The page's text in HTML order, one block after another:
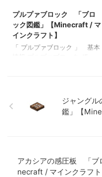
「ブロック図鑑」【Minecraft
/ マインクラフト】 粘着ピス
トン 「ブロック図鑑」
ト】
プルプァブロック 「ブロ
ック図鑑」【Minecraft / マ
インクラフト】
「 プルプァブロック 」 基本
ロック図鑑」【Minecraft / マ
インクラフト】 砂利 「ブロ
ト】 粘着ピストン 「ブロッ
ク図鑑」【Minecraft / マイン
ジャング
鑑」【
アカシアの感圧板 「ブ
necraft / マインクラフト